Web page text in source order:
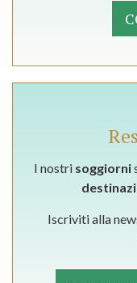
I nostri soggiorni
Iscriviti alla